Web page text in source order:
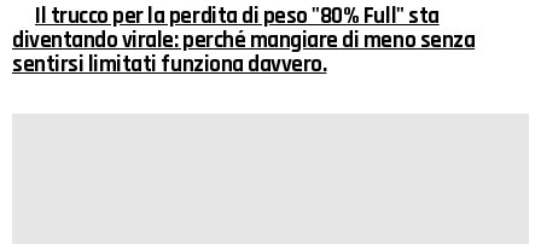
Il trucco per la perdita di peso "80% Full" sta
diventando virale: perché mangiare di meno senza
sentirsi limitati funziona davvero.